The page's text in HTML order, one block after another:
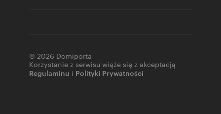
© 2026 Domiporta
Korzystanie z serwisu wiąże się z akceptacją
Regulaminu i Polityki Prywatności